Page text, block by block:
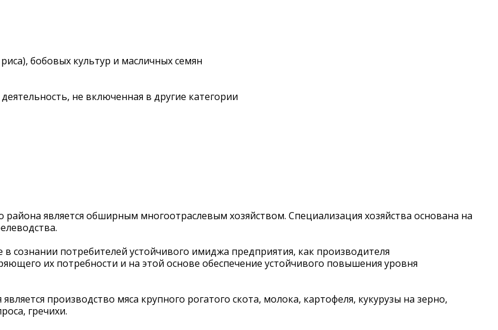
бобовых культур и масличных семян
не включенная в другие категории
является обширным многоотраслевым хозяйством. Специализация хозяйства основана на
сознании потребителей устойчивого имиджа предприятия, как производителя
их потребности и на этой основе обеспечение устойчивого повышения уровня
производство мяса крупного рогатого скота, молока, картофеля, кукурузы на зерно,
гречихи.